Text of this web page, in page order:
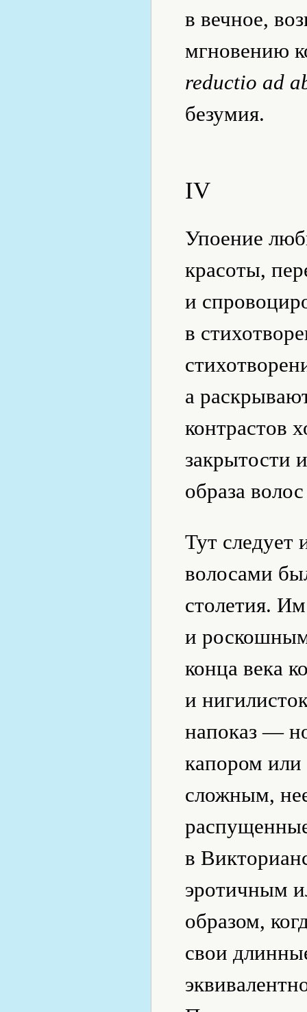
в вечное,
мгновению
reductio ad
безумия.
IV
Упоение
красоты,
и
в
а
контрастов
закрытости
образа
Тут следует
волосами
столетия.
и
конца века
и
напоказ —
капором
сложным,
в
эротичным
образом,
свои